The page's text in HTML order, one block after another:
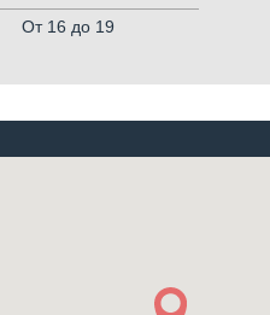
От 16 до 19